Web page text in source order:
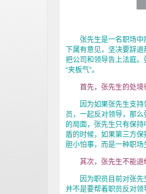
张先生是一名职场中层
下属有意见，坚决要辞
把公司和领导告上法庭
“夹板气”。
首先，张先生的处境很
因为如果张先生支
员，一起反对领导，那
的局面，张先生只有保
盾的时候，如果第三方
胆小怕事，而是一种职场
其次，张先生不能退缩
因为职员目前对张
并不是要帮着职员反对领